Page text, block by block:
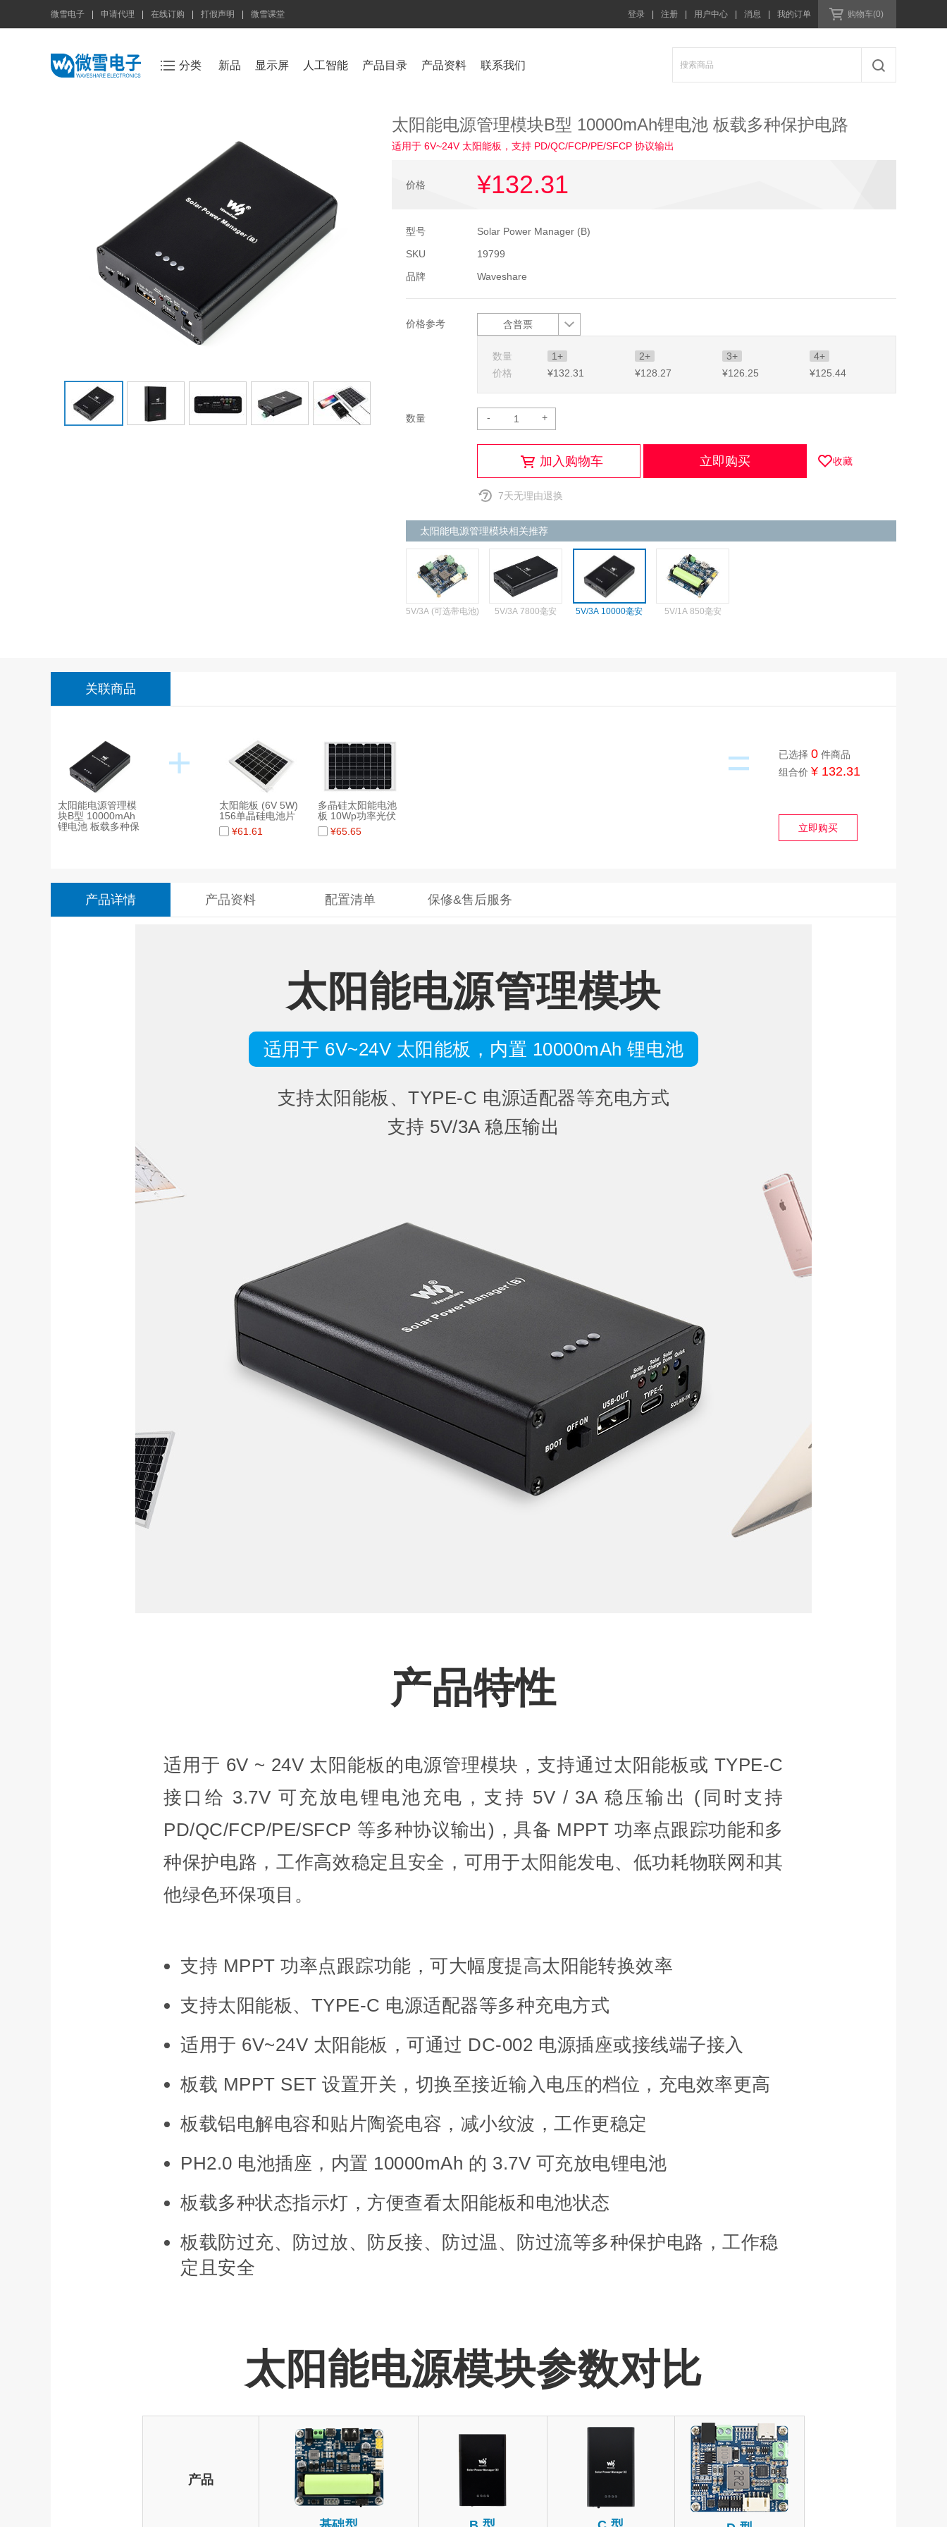
微雪电子 申请代理 在线订购 打假声明 微雪课堂 登录 注册 用户中心 消息 我的订单 购物车(0)
分类 新品 显示屏 人工智能 产品目录 产品资料 联系我们
太阳能电源管理模块B型 10000mAh锂电池 板载多种保护电路
适用于 6V~24V 太阳能板，支持 PD/QC/FCP/PE/SFCP 协议输出
价格 ¥132.31
型号
Solar Power Manager (B)
SKU
19799
品牌
Waveshare
价格参考 含普票
数量 1+ 2+ 3+
4+
价格
¥132 .31 ¥128 .27 ¥126 .25 ¥125 .44
数量 - +
加入购物车 立即购买 收藏
7天无理由退换
太阳能电源管理模块相关推荐
5V/3A (可选带电池) 5V/3A 7800毫安 5V/3A 10000毫安 5V/1A 850毫安
关联商品
太阳能电源管理模
块B型 10000mAh
锂电池 板载多种保
+
太阳能板 (6V 5W)
156单晶硅电池片
¥61.61
多晶硅太阳能电池
板 10Wp功率光伏
板发电板
¥65.65
= 已选择 0 件商品
组合价 ¥ 132.31
立即购买
产品详情 产品资料 配置清单 保修&售后服务
太阳能电源管理模块
适用于 6V~24V 太阳能板，内置 10000mAh 锂电池
支持太阳能板、TYPE-C 电源适配器等充电方式
支持 5V/3A 稳压输出
产品特性
适用于 6V ~ 24V 太阳能板的电源管理模块，支持通过太阳能板或 TYPE-C
接口给 3.7V 可充放电锂电池充电，支持 5V / 3A 稳压输出 (同时支持
PD/QC/FCP/PE/SFCP 等多种协议输出)，具备 MPPT 功率点跟踪功能和多
种保护电路，工作高效稳定且安全，可用于太阳能发电、低功耗物联网和其
他绿色环保项目。
支持 MPPT 功率点跟踪功能，可大幅度提高太阳能转换效率
支持太阳能板、TYPE-C 电源适配器等多种充电方式
适用于 6V~24V 太阳能板，可通过 DC-002 电源插座或接线端子接入
板载 MPPT SET 设置开关，切换至接近输入电压的档位，充电效率更高
板载铝电解电容和贴片陶瓷电容，减小纹波，工作更稳定
PH2.0 电池插座，内置 10000mAh 的 3.7V 可充放电锂电池
板载多种状态指示灯，方便查看太阳能板和电池状态
板载防过充、防过放、防反接、防过温、防过流等多种保护电路，工作稳
定且安全
太阳能电源模块参数对比
产品